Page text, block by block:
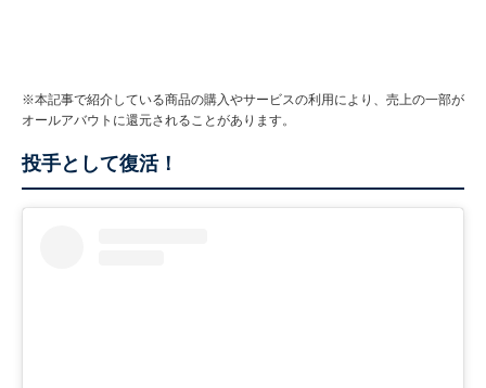
※本記事で紹介している商品の購入やサービスの利用により、売上の一部が
オールアバウトに還元されることがあります。
投手として復活！